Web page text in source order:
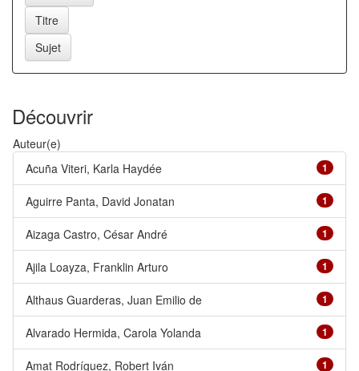
Découvrir
Auteur(e)
1
Acuña Viteri, Karla Haydée
1
Aguirre Panta, David Jonatan
1
Aizaga Castro, César André
1
Ajila Loayza, Franklin Arturo
1
Althaus Guarderas, Juan Emilio de
1
Alvarado Hermida, Carola Yolanda
1
Amat Rodríguez, Robert Iván